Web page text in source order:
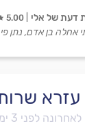
דעת של אלי 5.00
אחלה בן אדם, נתן
עזרא
לפני 3 ימים